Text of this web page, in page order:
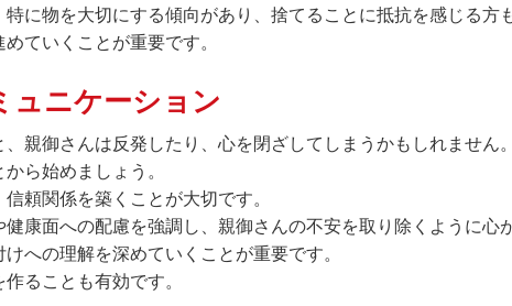
に物を大切にする傾向があり、捨てることに抵抗を感じる方
ていくことが重要です。
ュニケーション
親御さんは反発したり、心を閉ざしてしまうかもしれません。
ら始めましょう。
頼関係を築くことが大切です。
康面への配慮を強調し、親御さんの不安を取り除くように心
への理解を深めていくことが重要です。
ることも有効です。